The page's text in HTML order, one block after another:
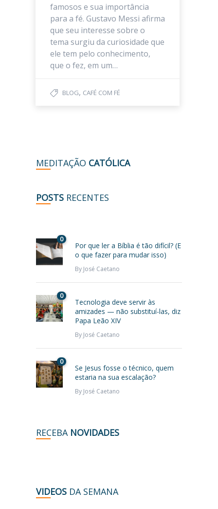
famosos e sua importância
para a fé. Gustavo Messi afirma
que seu interesse sobre o
tema surgiu da curiosidade que
ele tem pelo conhecimento,
que o fez, em um…
BLOG, CAFÉ COM FÉ
MEDITAÇÃO CATÓLICA
POSTS RECENTES
0
Por que ler a Bíblia é tão difícil? (E
o que fazer para mudar isso)
By José Caetano
0
Tecnologia deve servir às
amizades — não substituí-las, diz
Papa Leão XIV
By José Caetano
0
Se Jesus fosse o técnico, quem
estaria na sua escalação?
By José Caetano
RECEBA NOVIDADES
VIDEOS DA SEMANA